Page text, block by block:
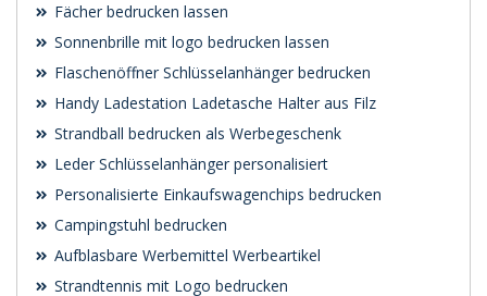
Fächer bedrucken lassen
Sonnenbrille mit logo bedrucken lassen
Flaschenöffner Schlüsselanhänger bedrucken
Handy Ladestation Ladetasche Halter aus Filz
Strandball bedrucken als Werbegeschenk
Leder Schlüsselanhänger personalisiert
Personalisierte Einkaufswagenchips bedrucken
Campingstuhl bedrucken
Aufblasbare Werbemittel Werbeartikel
Strandtennis mit Logo bedrucken